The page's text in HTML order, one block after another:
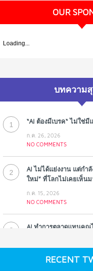
OUR
Loading...
บทความ
1 “AI ต้องมีเบรค“ ไม่ใช่มี
ก.ค. 26, 2026
NO COMMENTS
2
AI ไม่ได้แย่งงาน แต่กำ
ใหม่” ที่โลกไม่เคยเห็น
ก.ค. 15, 2026
NO COMMENTS
3
AI ทำการตลาดแทนคุณ
NO COMMENTS
RECENT